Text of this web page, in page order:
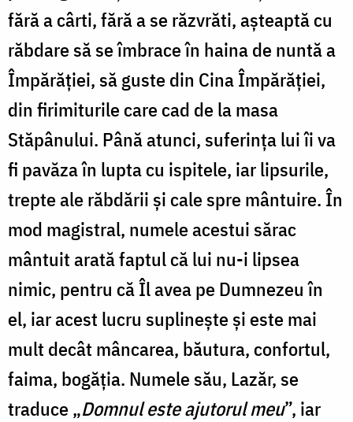
fără a cârti, fără a se răzvrăti, așteaptă cu
răbdare să se îmbrace în haina de nuntă a
Împărăției, să guste din Cina Împărăției,
din firimiturile care cad de la masa
Stăpânului. Până atunci, suferința lui îi va
fi pavăza în lupta cu ispitele, iar lipsurile,
trepte ale răbdării și cale spre mântuire. În
mod magistral, numele acestui sărac
mântuit arată faptul că lui nu-i lipsea
nimic, pentru că Îl avea pe Dumnezeu în
el, iar acest lucru suplinește și este mai
mult decât mâncarea, băutura, confortul,
faima, bogăția. Numele său, Lazăr, se
traduce „Domnul este ajutorul meu”, iar